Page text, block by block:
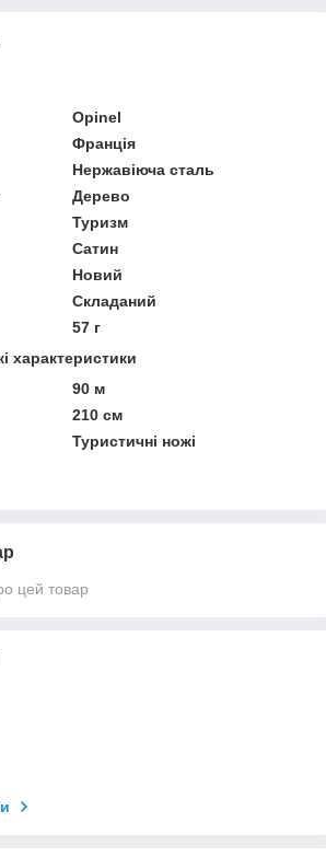
Opinel
Франція
Нержавіюча сталь
Дерево
Туризм
Сатин
Новий
Складаний
57 г
характеристики
90 м
210 см
Туристичні ножі
цей товар